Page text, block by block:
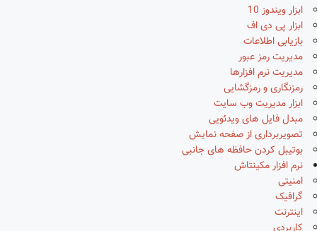
ابزار ویندوز 10
ابزار پی دی اف
بازیابی اطلاعات
مدیریت رمز عبور
مدیریت نرم افزارها
رمزنگاری و رمزگشایی
ابزار مدیریت وب سایت
مبدل فایل های ویدئویی
تصویربرداری از صفحه نمایش
بوتیبل کردن حافظه های جانبی
نرم افزار مکینتاش
امنیتی
گرافیک
اینترنت